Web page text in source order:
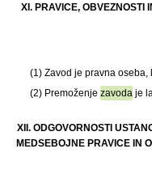
XI. PRAVICE, OBVEZNOSTI
(1) Zavod je pravna oseba,
(2) Premoženje zavodaje
XII. ODGOVORNOSTI
MEDSEBOJNE PRAVICE IN